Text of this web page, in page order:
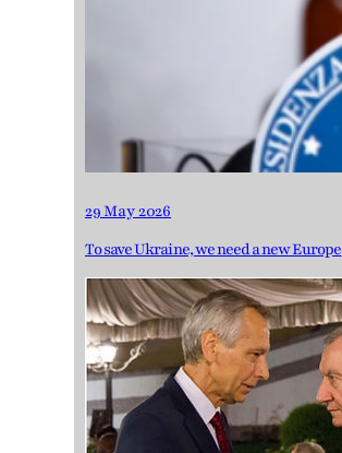
29 May 2026
To save Ukraine, we need a new Europe